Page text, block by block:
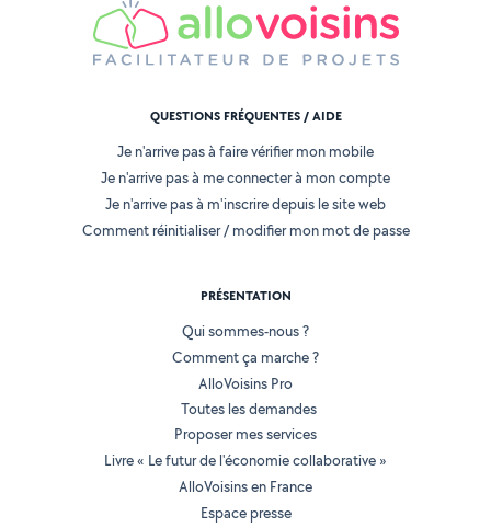
QUESTIONS FRÉQUENTES / AIDE
Je n'arrive pas à faire vérifier mon mobile
Je n'arrive pas à me connecter à mon compte
Je n'arrive pas à m'inscrire depuis le site web
Comment réinitialiser / modifier mon mot de passe
PRÉSENTATION
Qui sommes-nous ?
Comment ça marche ?
AlloVoisins Pro
Toutes les demandes
Proposer mes services
Livre « Le futur de l'économie collaborative »
AlloVoisins en France
Espace presse